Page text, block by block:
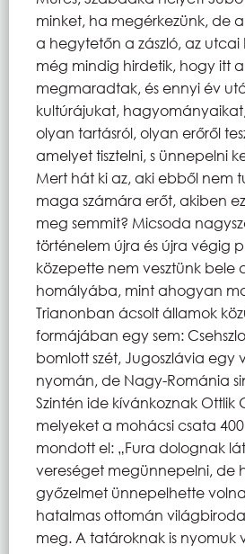
minket, ha megérkezünk, de
a hegytetőn a zászló, az utcai
még mindig hirdetik, hogy itt
megmaradtak, és ennyi év
kultúrájukat,
olyan tartásról, olyan erőről
amelyet tisztelni, s ünnepelni
Mert hát ki az, aki ebből nem
maga számára erőt, akiben
meg semmit? Micsoda
történelem újra és újra végig
közepette nem vesztünk bele
homályába, mint ahogyan
Trianonban ácsolt államok
formájában egy sem:
bomlott szét, Jugoszlávia egy
nyomán, de Nagy-Románia
Szintén ide kívánkoznak Ottlik
melyeket a mohácsi csata
mondott el: „Fura dolognak
vereséget megünnepelni, de
győzelmet ünnepelhette
hatalmas ottomán
meg. A tatároknak is nyomuk